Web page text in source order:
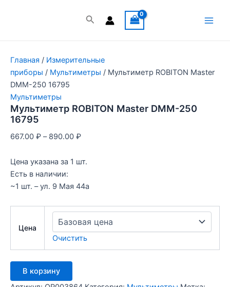
Поиск
Главная / Измерительные
приборы / Мультиметры / Мультиметр ROBITON Master
DMM-250 16795
Мультиметры
Мультиметр ROBITON Master DMM-250
16795
667.00 ₽ – 890.00 ₽
Цена указана за 1 шт.
Есть в наличии:
~1 шт. – ул. 9 Мая 44а
Цена
Очистить
Количество
товара
В корзину